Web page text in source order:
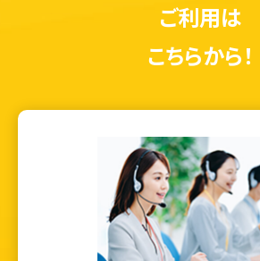
ご利用は
こちらから！